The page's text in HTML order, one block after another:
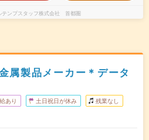
テンプスタッフ株式会社 首都圏
属製品メーカー＊データ
あり 土日祝日が休み 残業なし